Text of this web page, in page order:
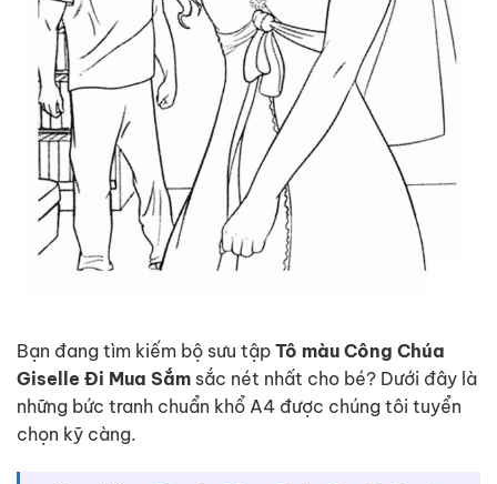
Bạn đang tìm kiếm bộ sưu tập Tô màu Công Chúa
Giselle Đi Mua Sắm sắc nét nhất cho bé? Dưới đây là
những bức tranh chuẩn khổ A4 được chúng tôi tuyển
chọn kỹ càng.